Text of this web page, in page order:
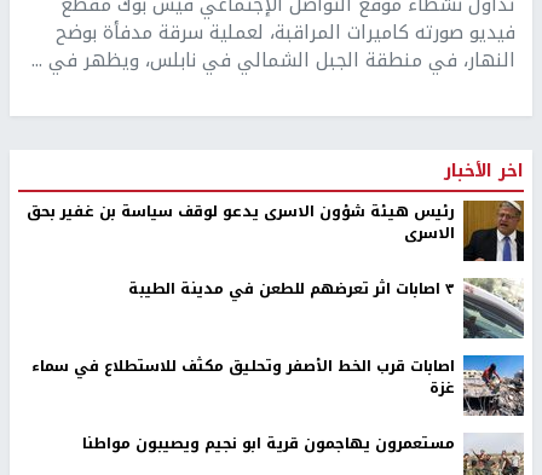
فيديو صورته كاميرات المراقبة، لعملية سرقة مدفأة بوضح
النهار، في منطقة الجبل الشمالي في نابلس، ويظهر في ...
اخر الأخبار
رئيس هيئة شؤون الاسرى يدعو لوقف سياسة بن غفير بحق
الاسرى
٣ اصابات اثر تعرضهم للطعن في مدينة الطيبة
اصابات قرب الخط الأصفر وتحليق مكثف للاستطلاع في سماء
غزة
مستعمرون يهاجمون قرية ابو نجيم ويصيبون مواطنا